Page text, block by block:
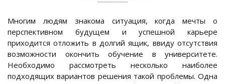
Многим людям знакома ситуация, когда мечты о
перспективном будущем и успешной карьере
приходится отложить в долгий ящик, ввиду отсутствия
возможности окончить обучение в университете.
Необходимо рассмотреть несколько наиболее
подходящих вариантов решения такой проблемы. Одна